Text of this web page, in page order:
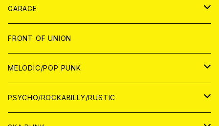
ANALOG
GARAGE
JAPAN
アナログ
CD
WORLD
アナログ
CD
FRONT OF UNION
MELODIC/POP PUNK
JAPAN
PSYCHO/ROCKABILLY/RUSTIC